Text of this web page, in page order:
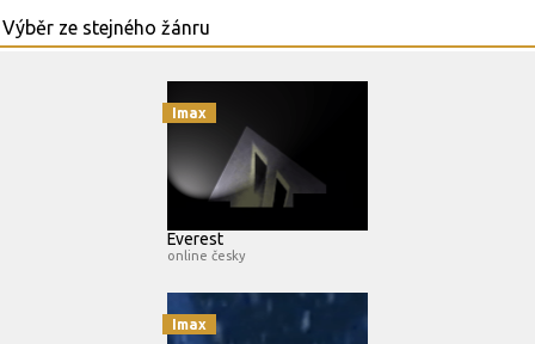
Imax
Everest
online česky
Imax